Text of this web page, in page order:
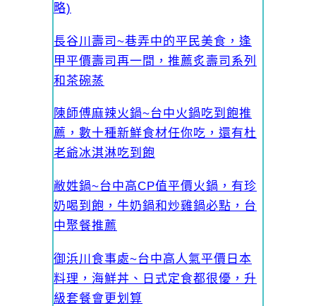
略)
長谷川壽司~巷弄中的平民美食，逢
甲平價壽司再一間，推薦炙壽司系列
和茶碗蒸
陳師傅麻辣火鍋~台中火鍋吃到飽推
薦，數十種新鮮食材任你吃，還有杜
老爺冰淇淋吃到飽
敝姓鍋~台中高CP值平價火鍋，有珍
奶喝到飽，牛奶鍋和炒雞鍋必點，台
中聚餐推薦
御浜川食事處~台中高人氣平價日本
料理，海鮮丼、日式定食都很優，升
級套餐會更划算